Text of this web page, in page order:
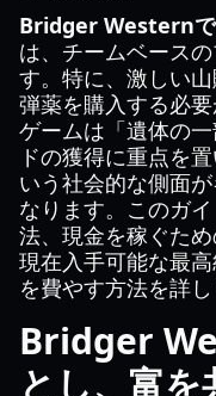
Bridger Westernで
は、チームベース
す。特に、激しい
弾薬を購入する必
ゲームは「遺体の
ドの獲得に重点を
いう社会的な側面
なります。このガ
法、現金を稼ぐた
現在入手可能な最
を費やす方法を詳し
Bridger
とし、富